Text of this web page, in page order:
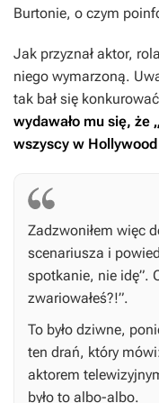
Burtonie, o czym
Jak przyznał aktor,
niego wymarzoną.
tak bał się
wydawało mu się, że
wszyscy w
Zadzwoniłem więc
scenariusza i
spotkanie, nie idę”.
zwariowałeś?!”.
To było dziwne,
ten drań, który
aktorem
było to albo-albo.